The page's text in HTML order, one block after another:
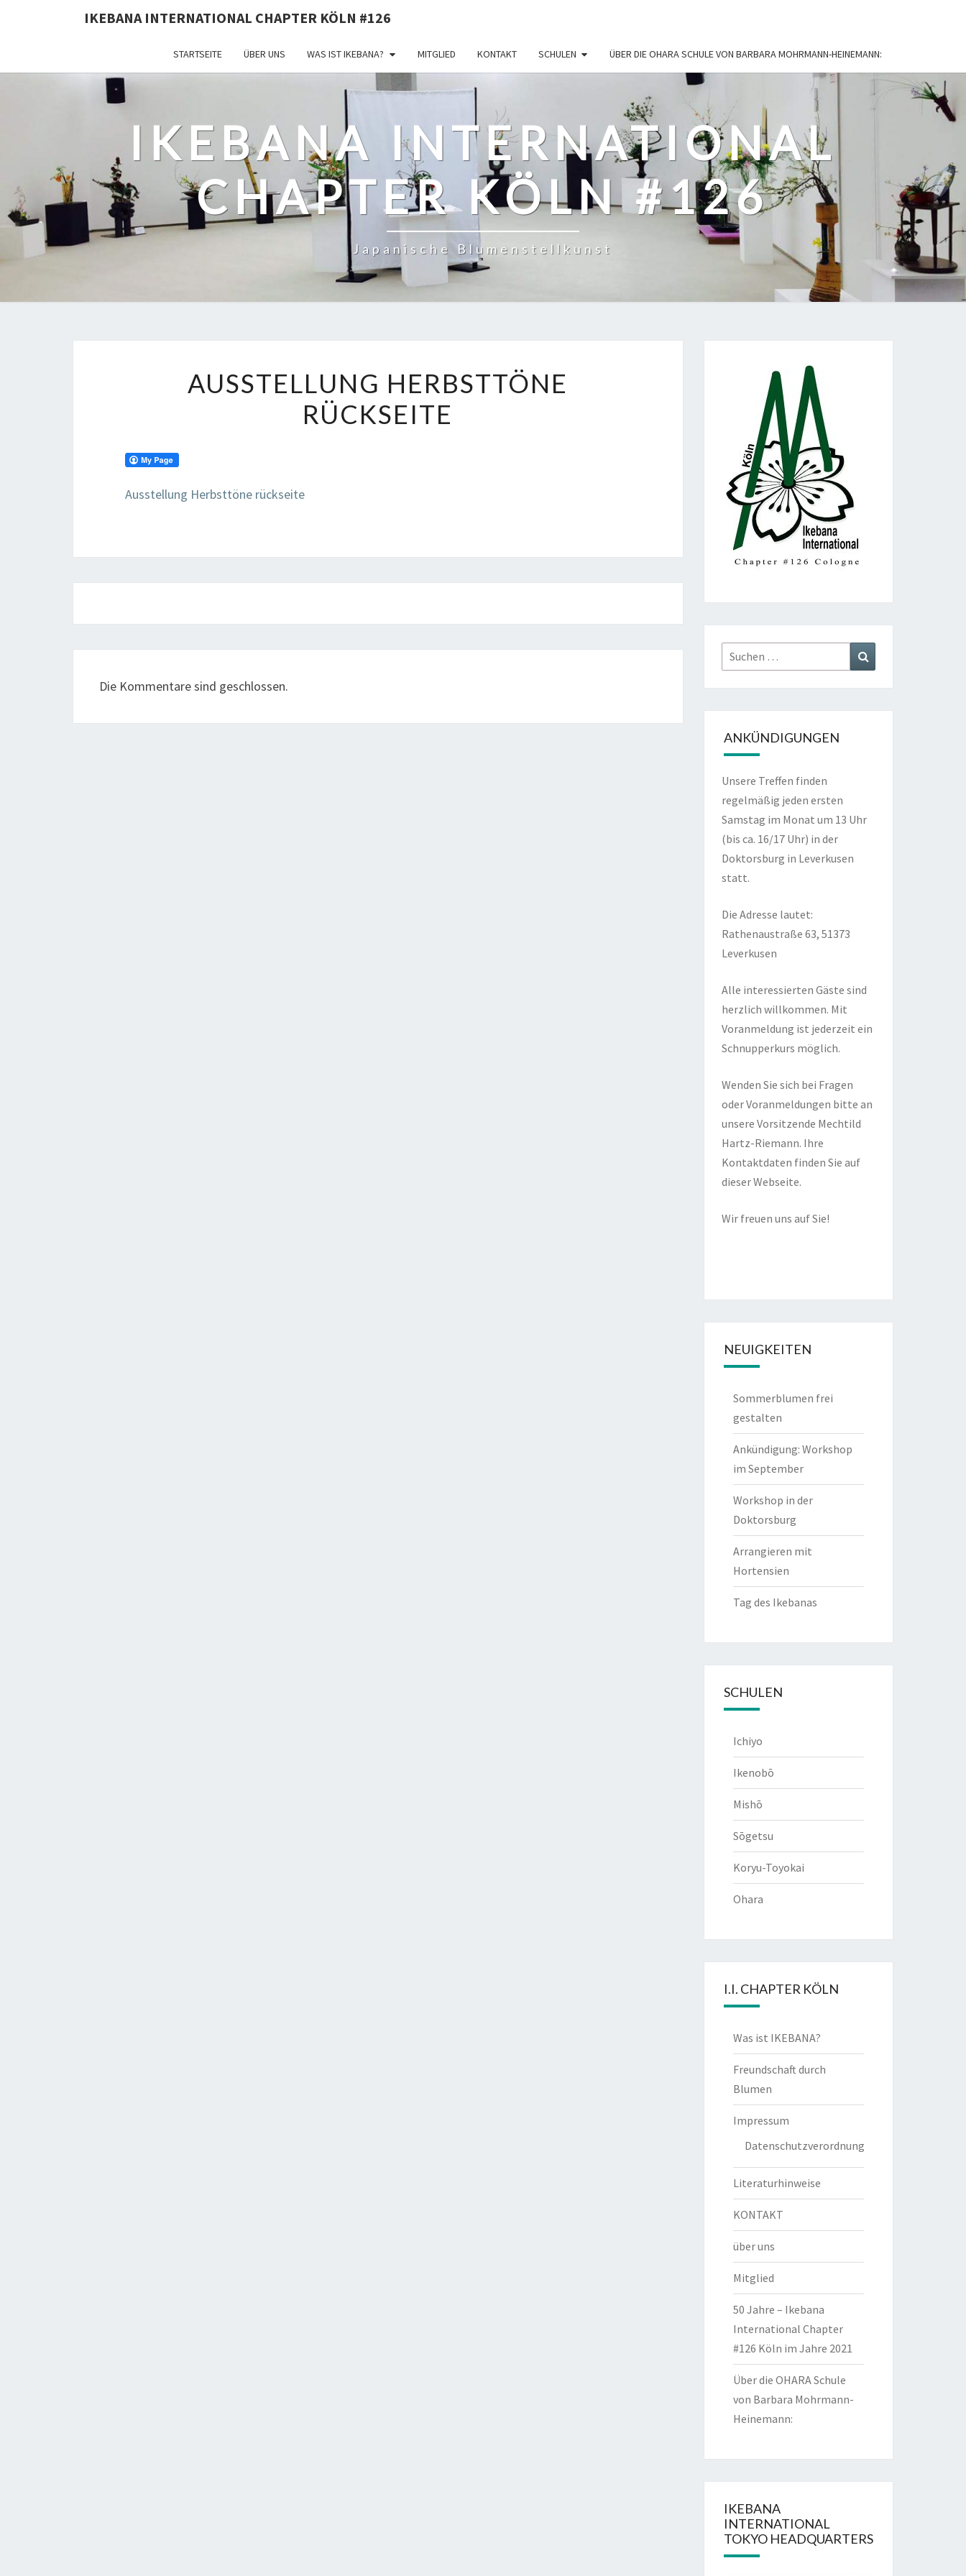
IKEBANA INTERNATIONAL CHAPTER KÖLN #126
STARTSEITE ÜBER UNS WAS IST IKEBANA? MITGLIED KONTAKT SCHULEN ÜBER DIE OHARA SCHULE VON BARBARA MOHRMANN-HEINEMANN:
IKEBANA INTERNATIONAL
CHAPTER KÖLN #126
Japanische Blumenstellkunst
HERBSTTÖNE
RÜCKSEITE
AUSSTELLUNG HERBSTTÖNE
RÜCKSEITE
Ausstellung Herbsttöne rückseite
Die Kommentare sind geschlossen.
Suchen
nach:
ANKÜNDIGUNGEN
Unsere Treffen finden
regelmäßig jeden ersten
Samstag im Monat um 13 Uhr
(bis ca. 16/17 Uhr) in der
Doktorsburg in Leverkusen
statt.
Die Adresse lautet:
Rathenaustraße 63, 51373
Leverkusen
Alle interessierten Gäste sind
herzlich willkommen. Mit
Voranmeldung ist jederzeit ein
Schnupperkurs möglich.
Wenden Sie sich bei Fragen
oder Voranmeldungen bitte an
unsere Vorsitzende Mechtild
Hartz-Riemann. Ihre
Kontaktdaten finden Sie auf
dieser Webseite.
Wir freuen uns auf Sie!
NEUIGKEITEN
Sommerblumen frei
gestalten
Ankündigung: Workshop
im September
Workshop in der
Doktorsburg
Arrangieren mit
Hortensien
Tag des Ikebanas
SCHULEN
Ichiyo
Ikenobō
Mishō
Sōgetsu
Koryu-Toyokai
Ohara
I.I. CHAPTER KÖLN
Was ist IKEBANA?
Freundschaft durch
Blumen
Impressum
Datenschutzverordnung
Literaturhinweise
KONTAKT
über uns
Mitglied
50 Jahre – Ikebana
International Chapter
#126 Köln im Jahre 2021
Über die OHARA Schule
von Barbara Mohrmann-
Heinemann:
IKEBANA
INTERNATIONAL
TOKYO HEADQUARTERS